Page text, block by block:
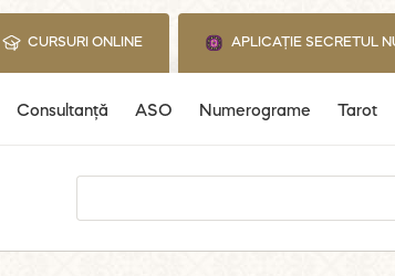
CURSURI ONLINE APLICAȚIE SECRETUL
Consultanță ASO Numerograme Tarot
Search